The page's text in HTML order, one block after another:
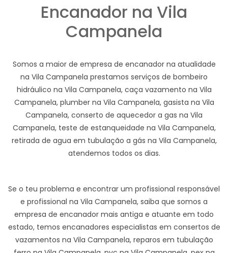
Encanador na Vila
Campanela
Somos a maior de empresa de encanador na atualidade
na Vila Campanela prestamos serviços de bombeiro
hidráulico na Vila Campanela, caça vazamento na Vila
Campanela, plumber na Vila Campanela, gasista na Vila
Campanela, conserto de aquecedor a gas na Vila
Campanela, teste de estanqueidade na Vila Campanela,
retirada de agua em tubulação a gás na Vila Campanela,
atendemos todos os dias.
Se o teu problema e encontrar um profissional responsável
e profissional na Vila Campanela, saiba que somos a
empresa de encanador mais antiga e atuante em todo
estado, temos encanadores especialistas em consertos de
vazamentos na Vila Campanela, reparos em tubulação